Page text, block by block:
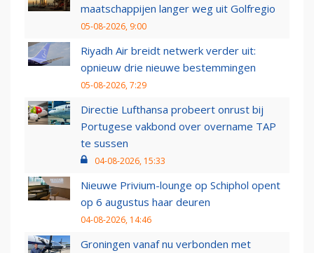
maatschappijen langer weg uit Golfregio
05-08-2026, 9:00
Riyadh Air breidt netwerk verder uit:
opnieuw drie nieuwe bestemmingen
05-08-2026, 7:29
Directie Lufthansa probeert onrust bij
Portugese vakbond over overname TAP
te sussen
04-08-2026, 15:33
Nieuwe Privium-lounge op Schiphol opent
op 6 augustus haar deuren
04-08-2026, 14:46
Groningen vanaf nu verbonden met